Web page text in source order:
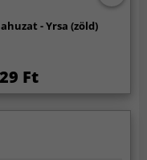
- Yrsa (zöld)
Ft